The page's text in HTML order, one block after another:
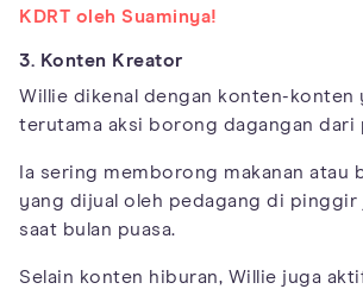
KDRT oleh Suaminya!
3. Konten Kreator
Willie dikenal dengan konten-konten
terutama aksi borong dagangan dari
Ia sering memborong makanan atau
yang dijual oleh pedagang di pinggir
saat bulan puasa.
Selain konten hiburan, Willie juga